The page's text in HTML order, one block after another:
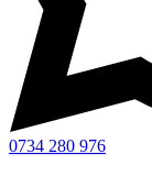
0734 280 976